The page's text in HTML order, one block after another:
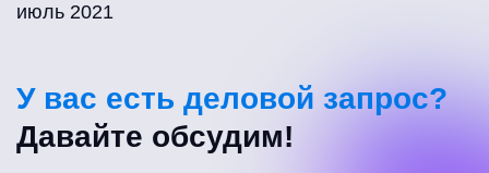
июль 2021
У вас есть деловой запрос?
Давайте обсудим!